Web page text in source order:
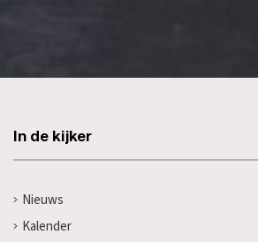
In de kijker
Nieuws
Kalender